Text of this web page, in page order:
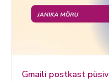
Gmaili postkast